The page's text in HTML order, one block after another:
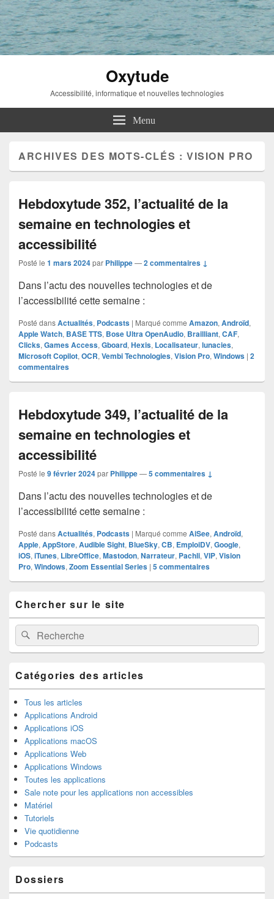
Oxytude
Accessibilité, informatique et nouvelles technologies
Menu
ARCHIVES DES MOTS-CLÉS :VISION PRO
Hebdoxytude 352, l’actualité de la
semaine en technologies et
accessibilité
Posté le 1 mars 2024par Philippe—2 commentaires ↓
Dans l’actu des nouvelles technologies et de
l’accessibilité cette semaine :
Posté dansActualités, Podcasts | Marqué comme Amazon, Androïd,
Apple Watch, BASE TTS, Bose Ultra OpenAudio, Brailliant, CAF,
Clicks, Games Access, Gboard, Hexis, Localisateur, lunacies,
Microsoft Copilot, OCR, Vembi Technologies, Vision Pro, Windows | 2
commentaires
Hebdoxytude 349, l’actualité de la
semaine en technologies et
accessibilité
Posté le 9 février 2024par Philippe—5 commentaires ↓
Dans l’actu des nouvelles technologies et de
l’accessibilité cette semaine :
Posté dansActualités, Podcasts | Marqué comme AiSee, Androïd,
Apple, AppStore, Audible Sight, BlueSky, CB, EmploiDV, Google,
iOS, iTunes, LibreOffice, Mastodon, Narrateur, Pachli, VIP, Vision
Pro, Windows, Zoom Essential Series | 5commentaires
principale
de
widget
pour
la
latérale
Chercher sur le site
Recherche :Rechercher
Catégories des articles
Tous les articles
Applications Android
Applications iOS
Applications macOS
Applications Web
Applications Windows
Toutes les applications
Sale note pour les applications non accessibles
Matériel
Tutoriels
Vie quotidienne
Podcasts
Dossiers